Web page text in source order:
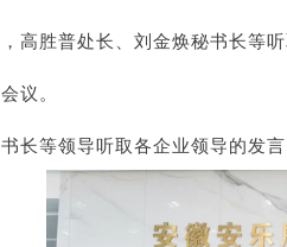
高胜普处长、刘金焕秘书长等
议。
书长等领导听取各企业领导的发